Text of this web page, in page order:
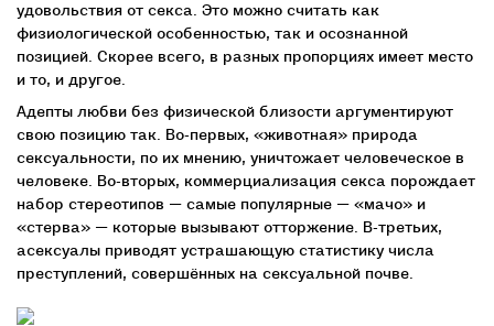
удовольствия от секса. Это можно считать как
физиологической особенностью, так и осознанной
позицией. Скорее всего, в разных пропорциях имеет место
и то, и другое.
Адепты любви без физической близости аргументируют
свою позицию так. Во-первых, «животная» природа
сексуальности, по их мнению, уничтожает человеческое в
человеке. Во-вторых, коммерциализация секса порождает
набор стереотипов — самые популярные — «мачо» и
«стерва» — которые вызывают отторжение. В-третьих,
асексуалы приводят устрашающую статистику числа
преступлений, совершённых на сексуальной почве.